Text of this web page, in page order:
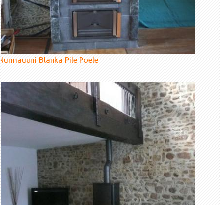
Blanka Pile Poele